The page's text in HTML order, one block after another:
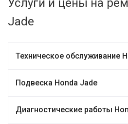
Jade
Техническое обслуживание
Подвеска Honda Jade
Диагностические работы